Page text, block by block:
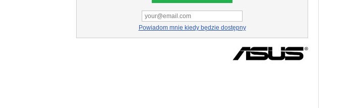
Powiadom mnie kiedy będzie dostępny